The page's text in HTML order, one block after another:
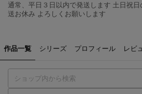
通常、平日３日以内で発送します 土日祝
送お休み よろしくお願いします
作品一覧 シリーズ プロフィール レビ